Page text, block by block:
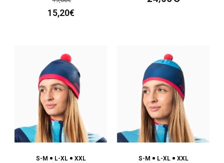
Čiapka obojstranná Winterman, priliehavá
15,20€
S-M L-XL XXL S-M L-XL XXL